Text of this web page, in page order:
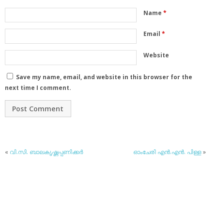
Name *
Email *
Website
Save my name, email, and website in this browser for the
next time I comment.
« വി.സി. ബാലകൃഷ്ണപ്പണിക്കര്‍ ഓംചേരി എന്‍.എന്‍. പിള്ള»